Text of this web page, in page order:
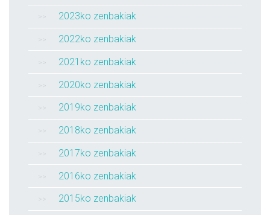
2023ko zenbakiak
2022ko zenbakiak
2021ko zenbakiak
2020ko zenbakiak
2019ko zenbakiak
2018ko zenbakiak
2017ko zenbakiak
2016ko zenbakiak
2015ko zenbakiak